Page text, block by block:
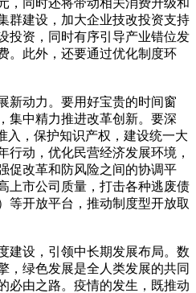
群建设，加大企业技改投资支持
投资，同时有序引导产业错位发
。此外，还要通过优化制度环
新动力。要用好宝贵的时间窗
集中精力推进改革创新。要深
入，保护知识产权，建设统一大
行动，优化民营经济发展环境，
促改革和防风险之间的协调平
上市公司质量，打击各种逃废债
等开放平台，推动制度型开放取
建设，引领中长期发展布局。数
，绿色发展是全人类发展的共同
必由之路。疫情的发生，既推动